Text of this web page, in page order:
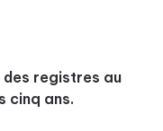
registres au
cinq ans.